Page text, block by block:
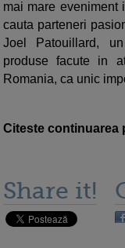
mai mare eveniment
cauta parteneri
Joel Patouillard,
produse facute in
Romania, ca unic
Citeste continuarea
Share it!